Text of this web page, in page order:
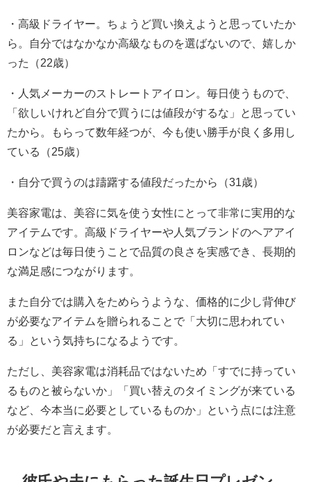
・高級ドライヤー。ちょうど買い換えようと思っていたか
ら。自分ではなかなか高級なものを選ばないので、嬉しか
った（22歳）
・人気メーカーのストレートアイロン。毎日使うもので、
「欲しいけれど自分で買うには値段がするな」と思ってい
たから。もらって数年経つが、今も使い勝手が良く多用し
ている（25歳）
・自分で買うのは躊躇する値段だったから（31歳）
美容家電は、美容に気を使う女性にとって非常に実用的な
アイテムです。高級ドライヤーや人気ブランドのヘアアイ
ロンなどは毎日使うことで品質の良さを実感でき、長期的
な満足感につながります。
また自分では購入をためらうような、価格的に少し背伸び
が必要なアイテムを贈られることで「大切に思われてい
る」という気持ちになるようです。
ただし、美容家電は消耗品ではないため「すでに持ってい
るものと被らないか」「買い替えのタイミングが来ている
など、今本当に必要としているものか」という点には注意
が必要だと言えます。